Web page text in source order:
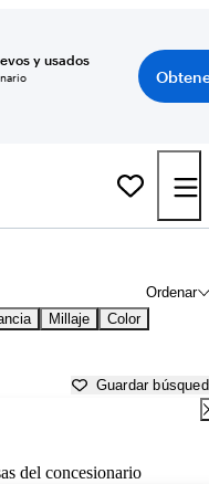
y usados
Ordenar
Millaje Color
Guardar
del concesionario